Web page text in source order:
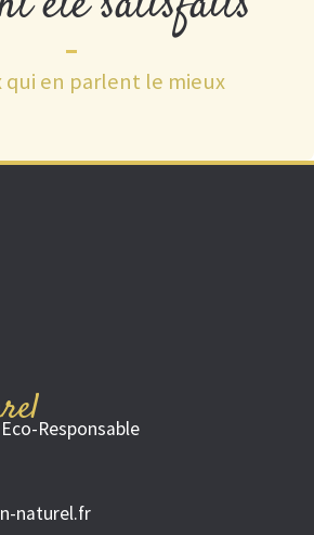
qui en parlent le mieux
Responsable
naturel.fr